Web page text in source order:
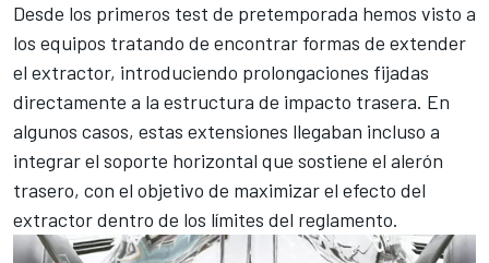
Desde los primeros test de pretemporada hemos visto a
los equipos tratando de encontrar formas de extender
el extractor, introduciendo prolongaciones fijadas
directamente a la estructura de impacto trasera. En
algunos casos, estas extensiones llegaban incluso a
integrar el soporte horizontal que sostiene el alerón
trasero, con el objetivo de maximizar el efecto del
extractor dentro de los límites del reglamento.